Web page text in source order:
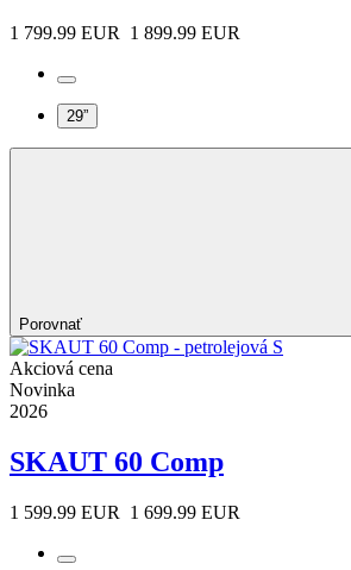
1 799.99 EUR 1 899.99 EUR
29”
Porovnať
Akciová cena
Novinka
2026
SKAUT 60 Comp
1 599.99 EUR 1 699.99 EUR